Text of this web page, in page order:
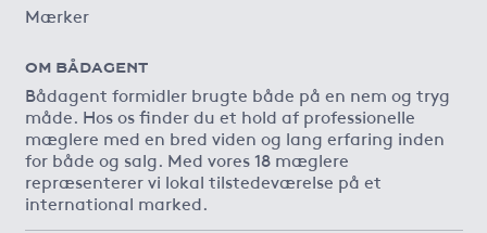
Mærker
OM BÅDAGENT
Bådagent formidler brugte både på en nem og tryg
måde. Hos os finder du et hold af professionelle
mæglere med en bred viden og lang erfaring inden
for både og salg. Med vores 18 mæglere
repræsenterer vi lokal tilstedeværelse på et
international marked.